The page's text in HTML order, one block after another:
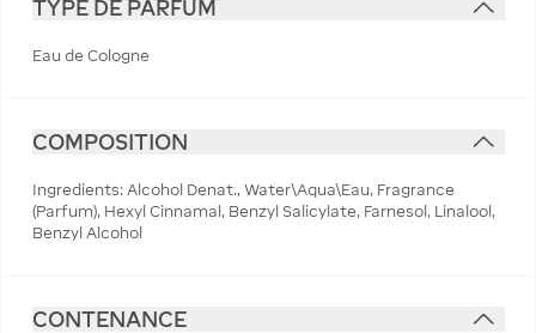
TYPE DE PARFUM
Eau de Cologne
COMPOSITION
Ingredients: Alcohol Denat., Water\Aqua\Eau, Fragrance
(Parfum), Hexyl Cinnamal, Benzyl Salicylate, Farnesol, Linalool,
Benzyl Alcohol
CONTENANCE